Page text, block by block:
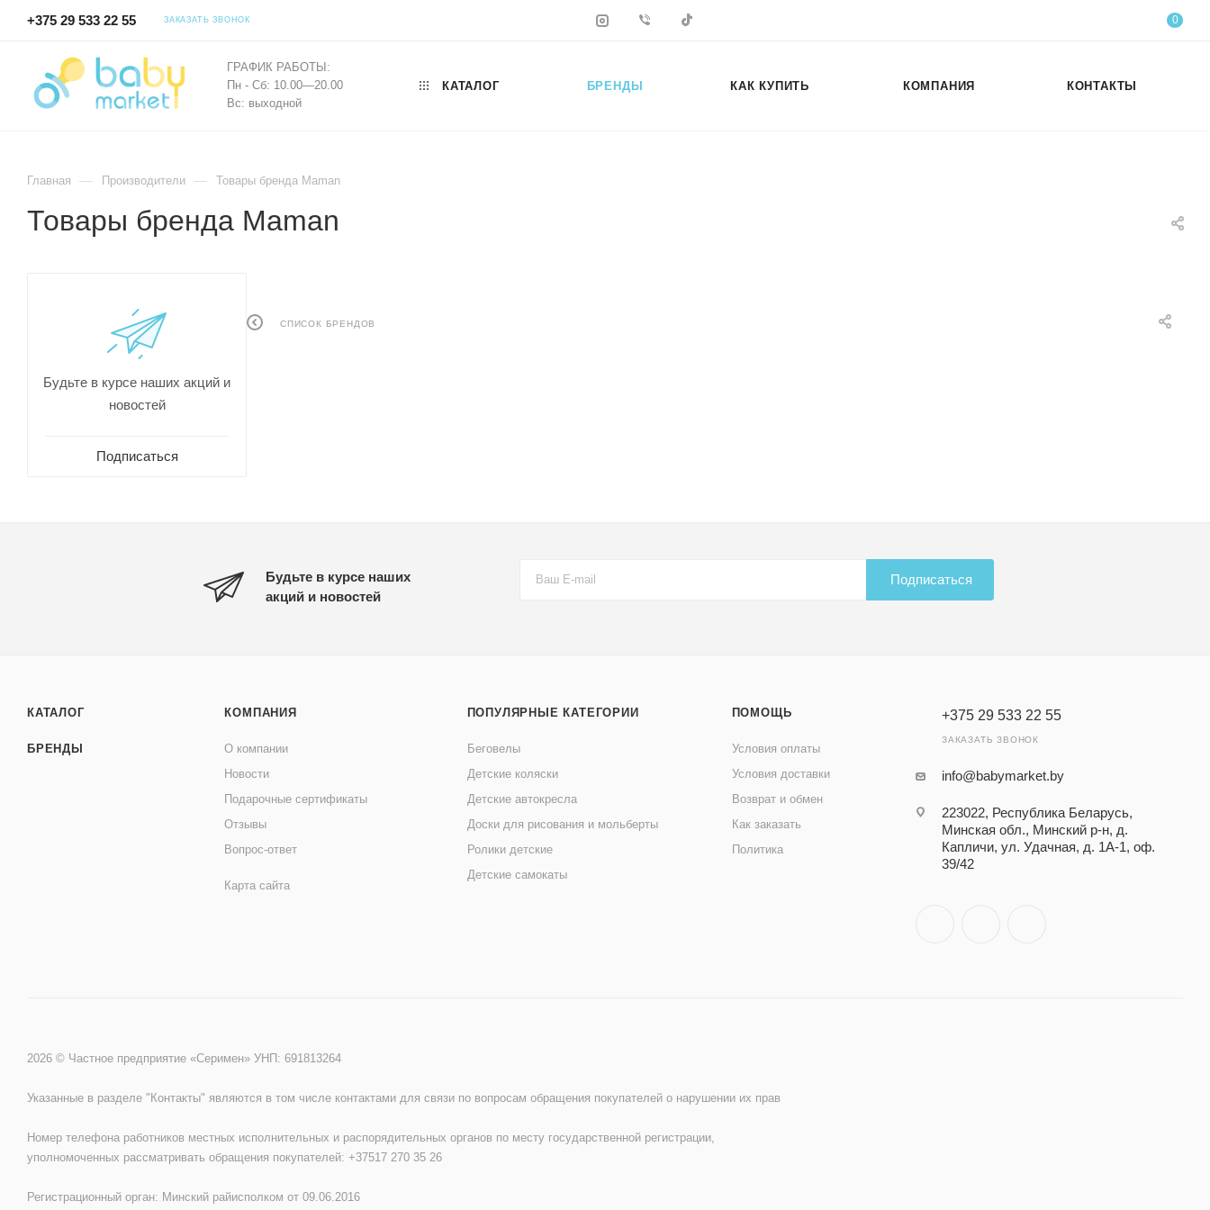
+375 29 533 22 55 ЗАКАЗАТЬ ЗВОНОК 0
ГРАФИК РАБОТЫ:
Пн - Сб: 10.00—20.00
Вс: выходной
КАТАЛОГ БРЕНДЫ КАК КУПИТЬ КОМПАНИЯ КОНТАКТЫ
Главная — Производители — Товары бренда Maman
Товары бренда Maman
СПИСОК БРЕНДОВ
Будьте в курсе наших акций и
новостей
Подписаться
Будьте в курсе наших
акций и новостей
Подписаться
КАТАЛОГ
БРЕНДЫ
КОМПАНИЯ
О компании
Новости
Подарочные сертификаты
Отзывы
Вопрос-ответ
Карта сайта
ПОПУЛЯРНЫЕ КАТЕГОРИИ
Беговелы
Детские коляски
Детские автокресла
Доски для рисования и мольберты
Ролики детские
Детские самокаты
ПОМОЩЬ
Условия оплаты
Условия доставки
Возврат и обмен
Как заказать
Политика
+375 29 533 22 55
ЗАКАЗАТЬ ЗВОНОК
info@babymarket.by
223022, Республика Беларусь,
Минская обл., Минский р-н, д.
Капличи, ул. Удачная, д. 1А-1, оф.
39/42
2026 © Частное предприятие «Серимен» УНП: 691813264
Указанные в разделе "Контакты" являются в том числе контактами для связи по вопросам обращения покупателей о нарушении их прав
Номер телефона работников местных исполнительных и распорядительных органов по месту государственной регистрации,
уполномоченных рассматривать обращения покупателей: +37517 270 35 26
Регистрационный орган: Минский райисполком от 09.06.2016